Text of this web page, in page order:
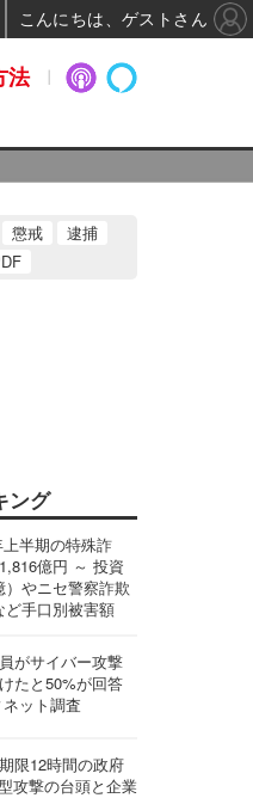
懲戒
逮捕
ング
半期の特殊詐
億円 ～ 投資
やニセ警察詐欺
ど手口別被害額
がサイバー攻撃
たと50%が回答
ット調査
限12時間の政府
攻撃の台頭と企業
法
こんにちは、ゲストさん